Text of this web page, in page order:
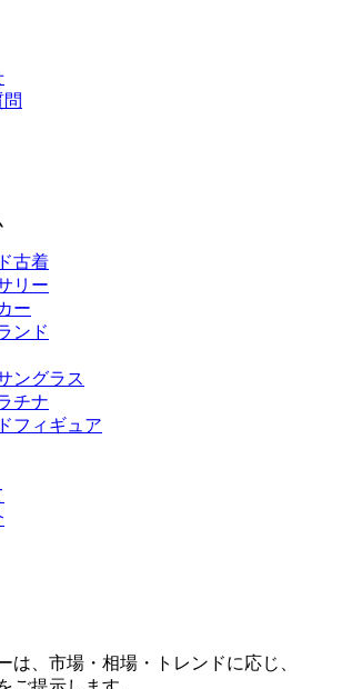
古着
リー
ー
ンド
ングラス
チナ
フィギュア
は、市場・相場・トレンドに応じ、